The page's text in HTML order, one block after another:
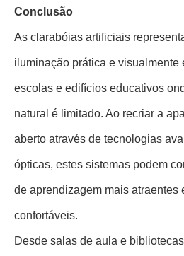
Conclusão
As clarabóias artificiais
iluminação prática e visualmente
escolas e edifícios educativos
natural é limitado. Ao recriar a
aberto através de tecnologias
ópticas, estes sistemas podem
de aprendizagem mais atraentes
confortáveis.
Desde salas de aula e